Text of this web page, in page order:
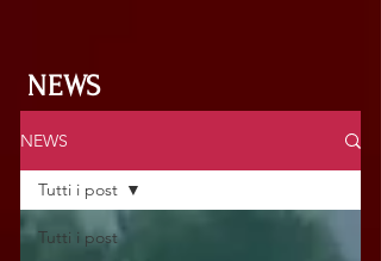
NEWS
NEWS
Tutti i post
Tutti i post